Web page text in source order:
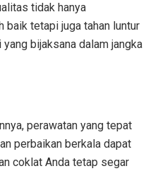
tidak hanya
baik tetapi juga tahan luntur
bijaksana dalam jangka
perawatan yang tepat
perbaikan berkala dapat
coklat Anda tetap segar